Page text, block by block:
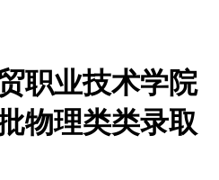
职业技术学院
物理类类录取